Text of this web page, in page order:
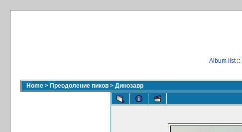
Album list::
Home > Преодоление пиков > Динозавр